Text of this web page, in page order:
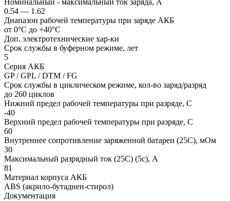
Номинальный - максимальный ток заряда, А
0.54 — 1.62
Диапазон рабочей температуры при заряде АКБ
от 0°С до +40°С
Доп. электротехнические хар-ки
Срок службы в буферном режиме, лет
5
Серия АКБ
GP / GPL / DTM / FG
Срок службы в циклическом режиме, кол-во заряд/разряд
до 260 циклов
Нижний предел рабочей температуры при разряде, С
-40
Верхний предел рабочей температуры при разряде, С
60
Внутреннее сопротивление заряженной батареи (25С), мОм
30
Максимальный разрядный ток (25С) (5с), А
81
Материал корпуса АКБ
ABS (акрило-бутадиен-стирол)
Документация